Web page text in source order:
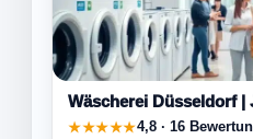
Wäscherei Düsseldorf |
★★★★★4,8 · 16